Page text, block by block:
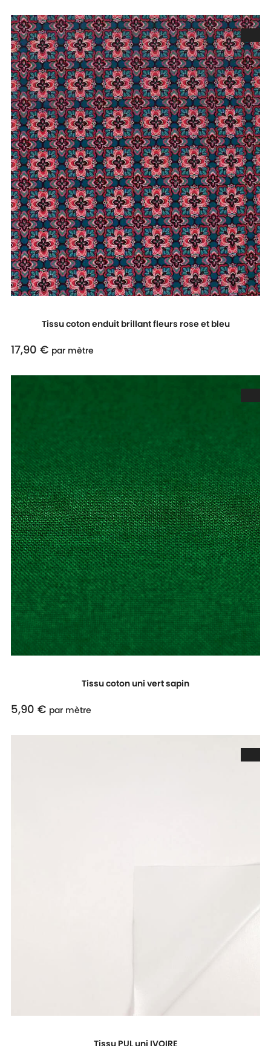
Tissu coton enduit brillant fleurs rose et bleu
Prix
17,90 € par mètre
Tissu coton uni vert sapin
Prix
5,90 € par mètre
Tissu PUL uni IVOIRE